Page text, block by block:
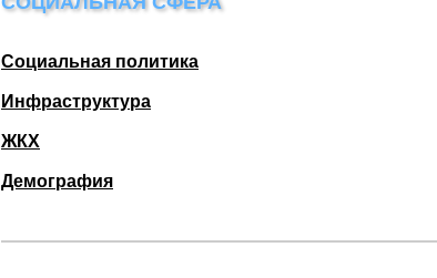
Социальная политика
Инфраструктура
ЖКХ
Демография